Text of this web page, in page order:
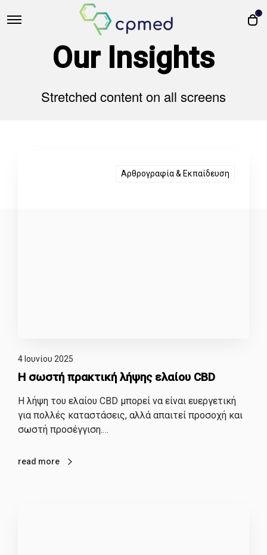
0
Our Insights
Stretched content on all screens
Αρθρογραφία & Εκπαίδευση
4 Ιουνίου 2025
H σωστή πρακτική λήψης ελαίου CBD
Η λήψη του ελαίου CBD μπορεί να είναι ευεργετική
για πολλές καταστάσεις, αλλά απαιτεί προσοχή και
σωστή προσέγγιση.…
read more